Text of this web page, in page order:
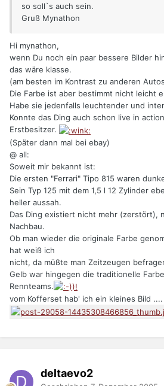
so soll`s auch sein.
Gruß Mynathon
Hi mynathon,
wenn Du noch ein paar bessere Bilder
das wäre klasse.
(am besten im Kontrast zu anderen
Die Farbe ist aber bestimmt nicht leicht
Habe sie jedenfalls leuchtender und
Konnte das Ding auch schon live in
Erstbesitzer.
(Später dann mal bei ebay)
@ all:
Soweit mir bekannt ist:
Die ersten "Ferrari" Tipo 815 waren
Sein Typ 125 mit dem 1,5 l 12 Zylinder
heller aussah.
Das Ding existiert nicht mehr (zerstört),
Nachbau.
Ob man wieder die originale Farbe
hat weiß ich
nicht, da müßte man Zeitzeugen
Gelb war hingegen die traditionelle
Rennteams.
vom Kofferset hab' ich ein kleines Bild ....
deltaevo2